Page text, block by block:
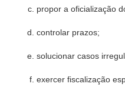
propor a oficialização
controlar prazos;
solucionar casos
exercer fiscalização